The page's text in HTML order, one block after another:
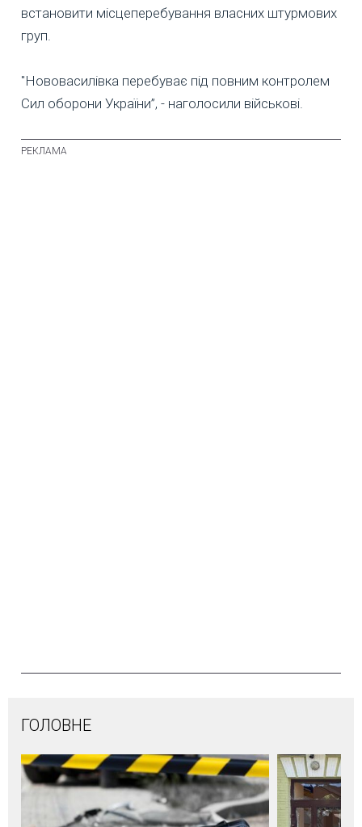
встановити місцеперебування власних штурмових
груп.
"Нововасилівка перебуває під повним контролем
Сил оборони України”, - наголосили військові.
ГОЛОВНЕ